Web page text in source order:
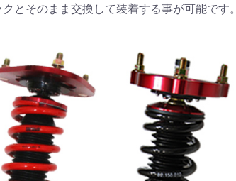
とそのまま交換して装着する事が可能です。